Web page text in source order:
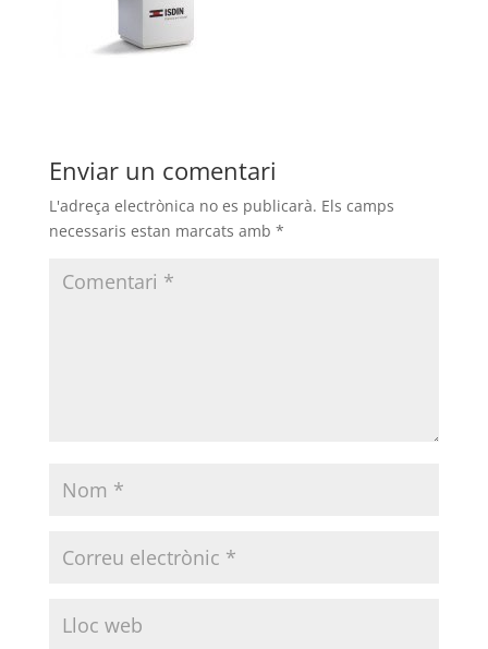
Enviar un comentari
L'adreça electrònica no es publicarà. Els camps
necessaris estan marcats amb *